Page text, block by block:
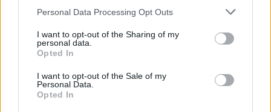
Personal Data Processing Opt Outs
I want to opt-out of the Sharing of my
personal data.
Opted In
I want to opt-out of the Sale of my
Personal Data.
Opted In
Turisté se brzy dočkají nové
Brdské hřebenovky
Příbramské divadlo uvede